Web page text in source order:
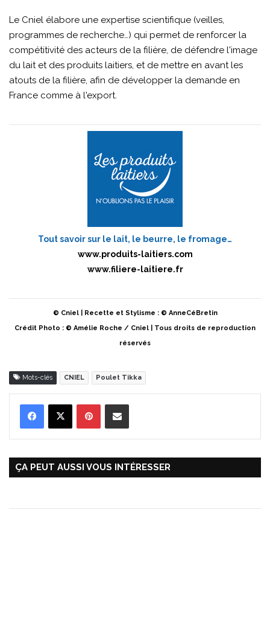
Le Cniel élabore une expertise scientifique (veilles,
programmes de recherche…) qui permet de renforcer la
compétitivité des acteurs de la filière, de défendre l'image
du lait et des produits laitiers, et de mettre en avant les
atouts de la filière, afin de développer la demande en
France comme à l'export.
Tout savoir sur le lait, le beurre, le fromage…
www.produits-laitiers.com
www.filiere-laitiere.fr
© Cniel | Recette et Stylisme : © AnneCéBretin
Crédit Photo : © Amélie Roche / Cniel | Tous droits de reproduction
réservés
Mots-clés CNIEL Poulet Tikka
ÇA PEUT AUSSI VOUS INTÉRESSER